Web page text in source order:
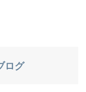
ログ